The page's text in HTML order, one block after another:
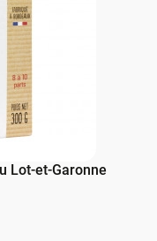
Lot-et-Garonne